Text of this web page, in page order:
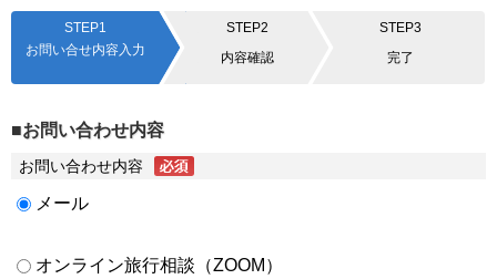
STEP1
お問い合せ内容入力
STEP2
内容確認
STEP3
完了
■お問い合わせ内容
お問い合わせ内容
メール
オンライン旅行相談（ZOOM）